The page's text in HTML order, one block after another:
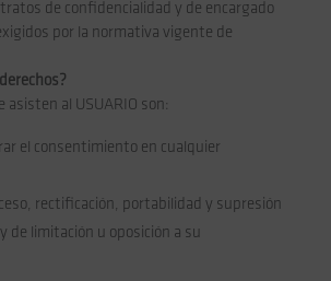
de confidencialidad y de encargado
por la normativa vigente de
asisten al USUARIO son:
el consentimiento en cualquier
rectificación, portabilidad y supresión
de limitación u oposición a su